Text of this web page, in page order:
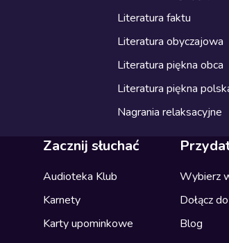
Literatura faktu
Literatura obyczajowa
Literatura piękna obca
Literatura piękna
Nagrania relaksacyjne
Zacznij słuchać
Audioteka Klub
Karnety
Karty upominkowe
Wybierz
Dołącz
Blog